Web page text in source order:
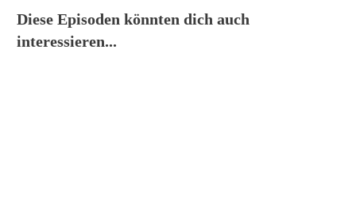
Diese Episoden könnten dich auch
interessieren...